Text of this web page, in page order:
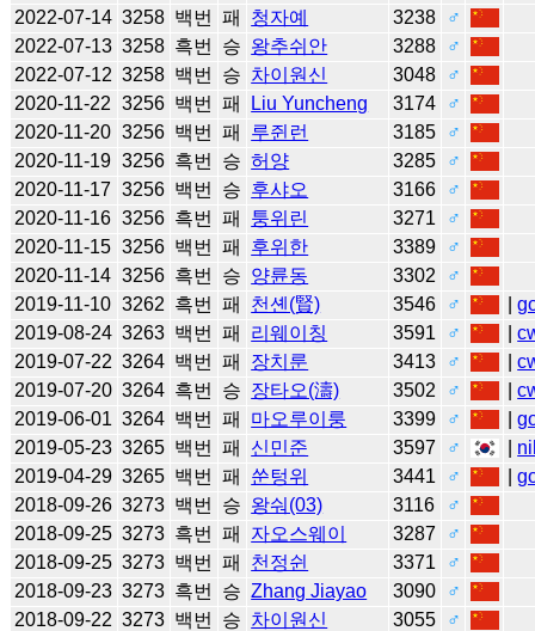
2022-07-14 3258 백번 패 청자예 3238
♂
2022-07-13 3258 흑번 승 왕추쉬안 3288
♂
2022-07-12 3258 백번 승 차이원신 3048
♂
2020-11-22 3256 백번 패 Liu Yuncheng 3174
♂
2020-11-20 3256 백번 패 루쥔런 3185
♂
2020-11-19 3256 흑번 승 허양 3285
♂
2020-11-17 3256 백번 승 후샤오 3166
♂
2020-11-16 3256 흑번 패 퉁위린 3271
♂
2020-11-15 3256 백번 패 후위한 3389
♂
2020-11-14 3256 흑번 승 양륜동 3302
♂
2019-11-10 3262 흑번 패 천셴(賢) 3546 ♂ |
2019-08-24 3263 백번 패 리웨이칭 3591 ♂ |
2019-07-22 3264 백번 패 장치룬 3413 ♂ |
2019-07-20 3264 흑번 승 장타오(濤) 3502 ♂ |
2019-06-01 3264 백번 패 마오루이룽 3399 ♂ |
2019-05-23 3265 백번 패 신민준 3597 ♂
2019-04-29 3265 백번 패 쑨텅위 3441 ♂ |
2018-09-26 3273 백번 승 왕숴(03) 3116
♂
2018-09-25 3273 흑번 패 자오스웨이 3287
♂
2018-09-25 3273 백번 패 천정쉰 3371
♂
2018-09-23 3273 흑번 승 Zhang Jiayao 3090
♂
2018-09-22 3273 백번 승 차이원신 3055
♂